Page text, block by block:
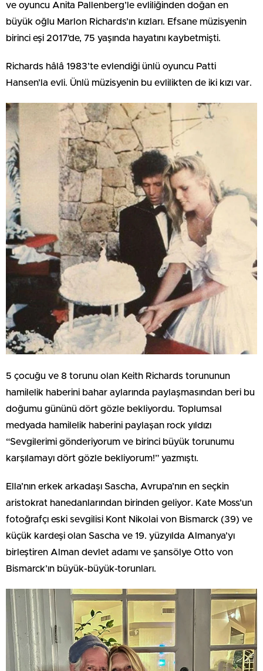
ve oyuncu Anita Pallenberg’le evliliğinden doğan en
büyük oğlu Marlon Richards’ın kızları. Efsane müzisyenin
birinci eşi 2017’de, 75 yaşında hayatını kaybetmişti.
Richards hâlâ 1983’te evlendiği ünlü oyuncu Patti
Hansen’la evli. Ünlü müzisyenin bu evlilikten de iki kızı var.
5 çocuğu ve 8 torunu olan Keith Richards torununun
hamilelik haberini bahar aylarında paylaşmasından beri bu
doğumu gününü dört gözle bekliyordu. Toplumsal
medyada hamilelik haberini paylaşan rock yıldızı
“Sevgilerimi gönderiyorum ve birinci büyük torunumu
karşılamayı dört gözle bekliyorum!” yazmıştı.
Ella’nın erkek arkadaşı Sascha, Avrupa’nın en seçkin
aristokrat hanedanlarından birinden geliyor. Kate Moss’un
fotoğrafçı eski sevgilisi Kont Nikolai von Bismarck (39) ve
küçük kardeşi olan Sascha ve 19. yüzyılda Almanya’yı
birleştiren Alman devlet adamı ve şansölye Otto von
Bismarck’ın büyük-büyük-torunları.